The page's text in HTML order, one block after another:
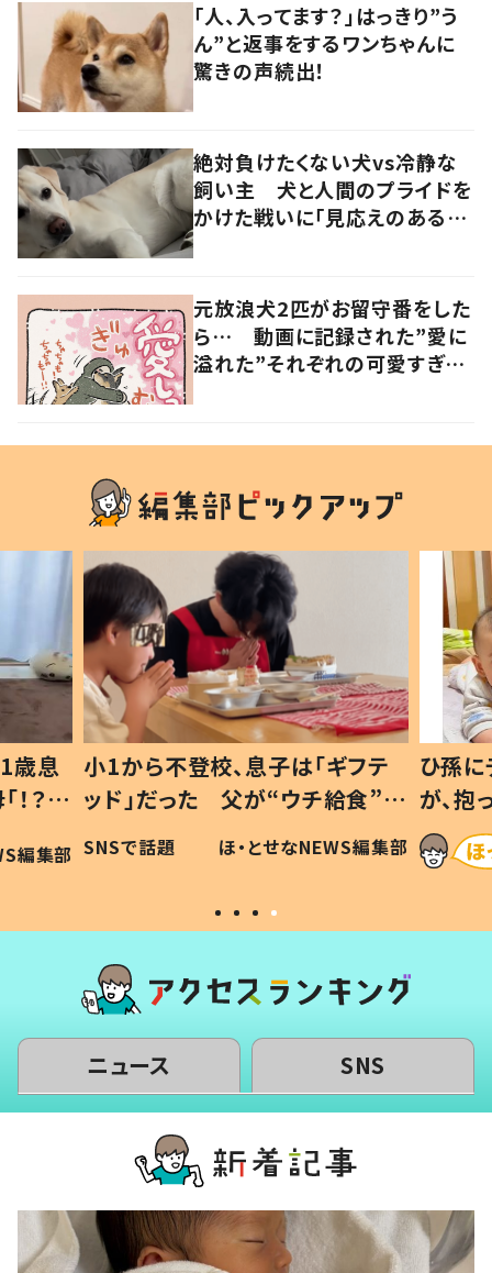
「人、入ってます？」はっきり”う
ん”と返事をするワンちゃんに
驚きの声続出！
絶対負けたくない犬vs冷静な
飼い主 犬と人間のプライドを
かけた戦いに「見応えのある戦
元放浪犬2匹がお留守番をした
ら… 動画に記録された”愛に
溢れた”それぞれの可愛すぎる
歳息
？」
編集部
小1から不登校、息子は「ギフテ
ッド」だった 父が“ウチ給食”を
作り続ける理由とは #令和の親
#令和の子
SNSで話題 ほ・とせなNEWS編集部
ひ孫
が、
「涙が
い」
ニュース SNS